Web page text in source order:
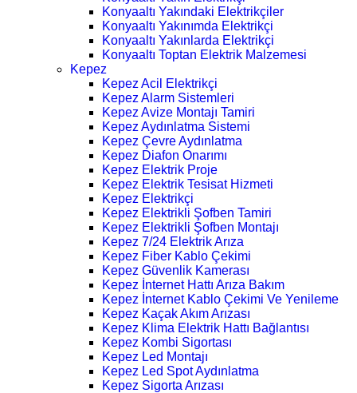
Konyaaltı Yakındaki Elektrikçiler
Konyaaltı Yakınımda Elektrikçi
Konyaaltı Yakınlarda Elektrikçi
Konyaaltı Toptan Elektrik Malzemesi
Kepez
Kepez Acil Elektrikçi
Kepez Alarm Sistemleri
Kepez Avize Montajı Tamiri
Kepez Aydınlatma Sistemi
Kepez Çevre Aydınlatma
Kepez Diafon Onarımı
Kepez Elektrik Proje
Kepez Elektrik Tesisat Hizmeti
Kepez Elektrikçi
Kepez Elektrikli Şofben Tamiri
Kepez Elektrikli Şofben Montajı
Kepez 7/24 Elektrik Arıza
Kepez Fiber Kablo Çekimi
Kepez Güvenlik Kamerası
Kepez İnternet Hattı Arıza Bakım
Kepez İnternet Kablo Çekimi Ve Yenileme
Kepez Kaçak Akım Arızası
Kepez Klima Elektrik Hattı Bağlantısı
Kepez Kombi Sigortası
Kepez Led Montajı
Kepez Led Spot Aydınlatma
Kepez Sigorta Arızası